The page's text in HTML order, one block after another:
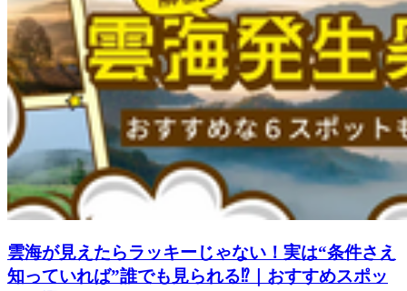
雲海が見えたらラッキーじゃない！実は“条件さえ
知っていれば”誰でも見られる⁉｜おすすめスポッ